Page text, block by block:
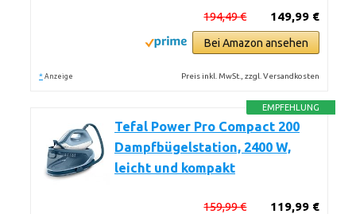
149,99 €
194,49 €
Bei Amazon ansehen
* Anzeige Preis inkl. MwSt., zzgl. Versandkosten
EMPFEHLUNG
Tefal Power Pro Compact 200
Dampfbügelstation, 2400 W,
leicht und kompakt
119,99 €
159,99 €